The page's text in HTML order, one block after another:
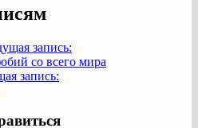
запись:
со всего мира
запись: